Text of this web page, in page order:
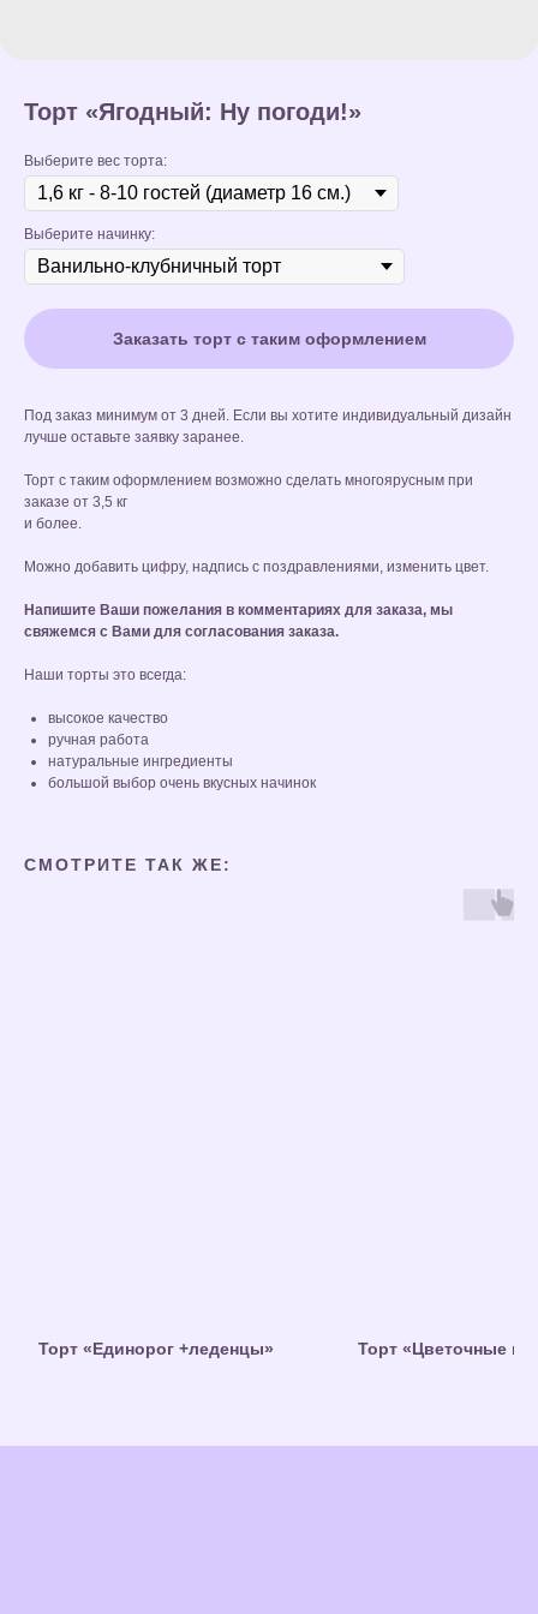
Торт «Ягодный: Ну погоди!»
Выберите вес торта:
Выберите начинку:
Заказать торт с таким оформлением
Под заказ минимум от 3 дней. Если вы хотите индивидуальный дизайн
лучше оставьте заявку заранее.
Торт с таким оформлением возможно сделать многоярусным при
заказе от 3,5 кг
и более.
Можно добавить цифру, надпись с поздравлениями, изменить цвет.
Напишите Ваши пожелания в комментариях для заказа, мы
свяжемся с Вами для согласования заказа.
Наши торты это всегда:
высокое качество
ручная работа
натуральные ингредиенты
большой выбор очень вкусных начинок
СМОТРИТЕ ТАК ЖЕ:
Торт «Единорог +леденцы» Торт «Цветочные